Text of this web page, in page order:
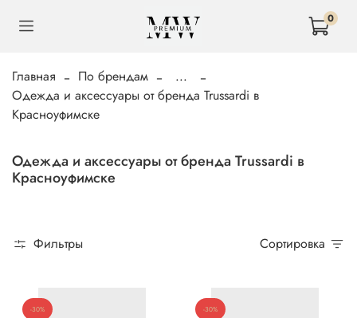
0
Главная По брендам
...
Одежда и аксессуары от бренда Trussardi в
Красноуфимске
Одежда и аксессуары от бренда Trussardi в
Красноуфимске
Фильтры Сортировка
-30% -30%